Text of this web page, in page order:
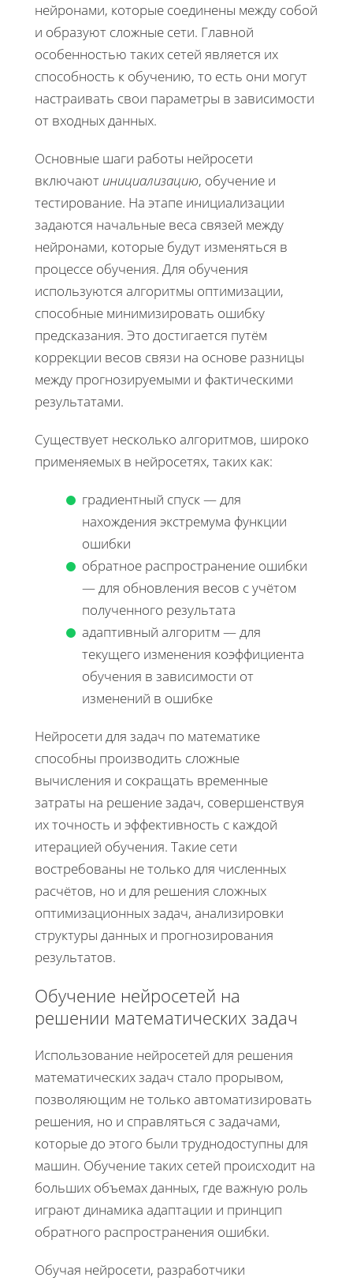
нейронами, которые соединены между собой
и образуют сложные сети. Главной
особенностью таких сетей является их
способность к обучению, то есть они могут
настраивать свои параметры в зависимости
от входных данных.
Основные шаги работы нейросети
включают инициализацию, обучение и
тестирование. На этапе инициализации
задаются начальные веса связей между
нейронами, которые будут изменяться в
процессе обучения. Для обучения
используются алгоритмы оптимизации,
способные минимизировать ошибку
предсказания. Это достигается путём
коррекции весов связи на основе разницы
между прогнозируемыми и фактическими
результатами.
Существует несколько алгоритмов, широко
применяемых в нейросетях, таких как:
градиентный спуск — для
нахождения экстремума функции
ошибки
обратное распространение ошибки
— для обновления весов с учётом
полученного результата
адаптивный алгоритм — для
текущего изменения коэффициента
обучения в зависимости от
изменений в ошибке
Нейросети для задач по математике
способны производить сложные
вычисления и сокращать временные
затраты на решение задач, совершенствуя
их точность и эффективность с каждой
итерацией обучения. Такие сети
востребованы не только для численных
расчётов, но и для решения сложных
оптимизационных задач, анализировки
структуры данных и прогнозирования
результатов.
Обучение нейросетей на
решении математических задач
Использование нейросетей для решения
математических задач стало прорывом,
позволяющим не только автоматизировать
решения, но и справляться с задачами,
которые до этого были труднодоступны для
машин. Обучение таких сетей происходит на
больших объемах данных, где важную роль
играют динамика адаптации и принцип
обратного распространения ошибки.
Обучая нейросети, разработчики